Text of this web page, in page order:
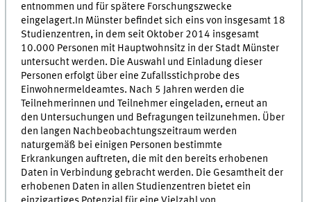
entnommen und für spätere Forschungszwecke
eingelagert.In Münster befindet sich eins von insgesamt 18
Studienzentren, in dem seit Oktober 2014 insgesamt
10.000 Personen mit Hauptwohnsitz in der Stadt Münster
untersucht werden. Die Auswahl und Einladung dieser
Personen erfolgt über eine Zufallsstichprobe des
Einwohnermeldeamtes. Nach 5 Jahren werden die
Teilnehmerinnen und Teilnehmer eingeladen, erneut an
den Untersuchungen und Befragungen teilzunehmen. Über
den langen Nachbeobachtungszeitraum werden
naturgemäß bei einigen Personen bestimmte
Erkrankungen auftreten, die mit den bereits erhobenen
Daten in Verbindung gebracht werden. Die Gesamtheit der
erhobenen Daten in allen Studienzentren bietet ein